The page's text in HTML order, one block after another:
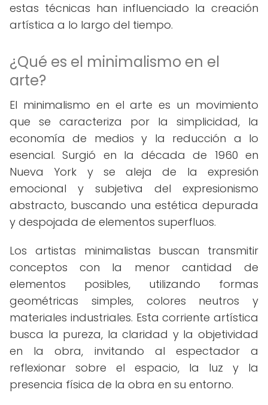
estas técnicas han influenciado la creación
artística a lo largo del tiempo.
¿Qué es el minimalismo en el
arte?
El minimalismo en el arte es un movimiento
que se caracteriza por la simplicidad, la
economía de medios y la reducción a lo
esencial. Surgió en la década de 1960 en
Nueva York y se aleja de la expresión
emocional y subjetiva del expresionismo
abstracto, buscando una estética depurada
y despojada de elementos superfluos.
Los artistas minimalistas buscan transmitir
conceptos con la menor cantidad de
elementos posibles, utilizando formas
geométricas simples, colores neutros y
materiales industriales. Esta corriente artística
busca la pureza, la claridad y la objetividad
en la obra, invitando al espectador a
reflexionar sobre el espacio, la luz y la
presencia física de la obra en su entorno.